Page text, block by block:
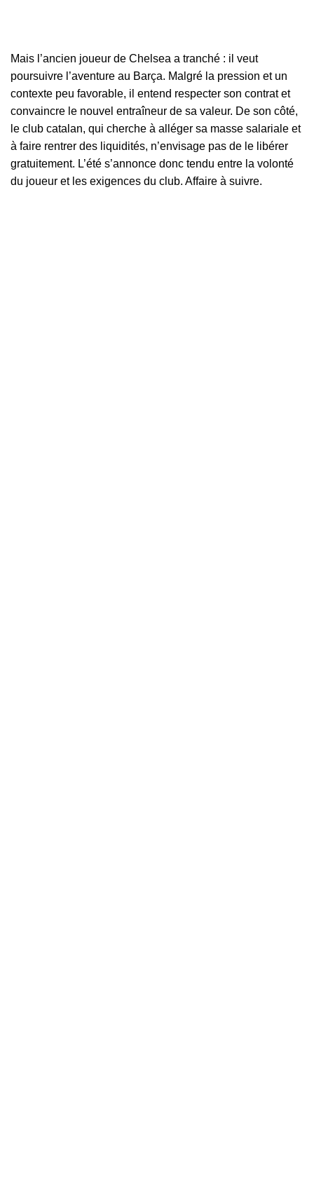
Mais l’ancien joueur de Chelsea a tranché : il veut
poursuivre l’aventure au Barça. Malgré la pression et un
contexte peu favorable, il entend respecter son contrat et
convaincre le nouvel entraîneur de sa valeur. De son côté,
le club catalan, qui cherche à alléger sa masse salariale et
à faire rentrer des liquidités, n’envisage pas de le libérer
gratuitement. L’été s’annonce donc tendu entre la volonté
du joueur et les exigences du club. Affaire à suivre.